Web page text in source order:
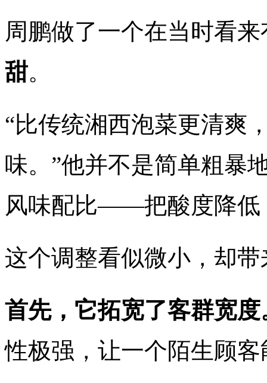
周鹏做了一个在当时看
甜。
“比传统湘西泡菜更清爽
味。”他并不是简单粗暴
风味配比——把酸度降低
这个调整看似微小，却
首先，它拓宽了客群宽
性极强，让一个陌生顾